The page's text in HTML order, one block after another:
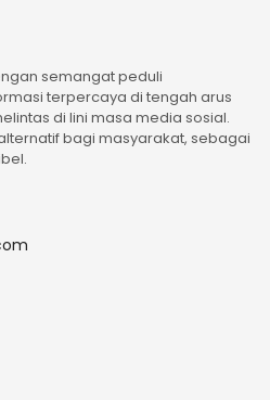
semangat peduli
terpercaya di tengah arus
di lini masa media sosial.
bagi masyarakat, sebagai